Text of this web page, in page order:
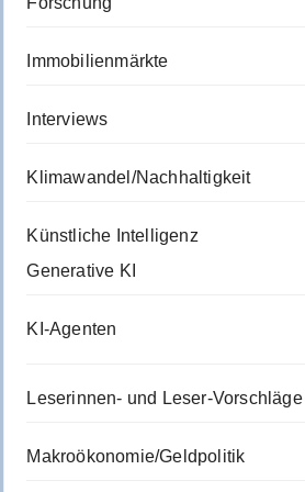
Immobilienmärkte
Interviews
Klimawandel/Nachhaltigkeit
Künstliche Intelligenz
Generative KI
KI-Agenten
Leserinnen- und Leser-Vorschläge
Makroökonomie/Geldpolitik